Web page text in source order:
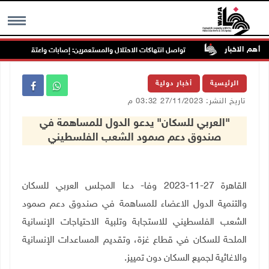
MENU أهم الاخبار
جنين تواصل انتهاكات الاحتلال والمستعمرين: إصابات واعتقالات
الرئيسية أخبار دولية
تاريخ النشر: 27/11/2023 03:32 م
"العربي للسكان" يدعو الدول للمساهمة في
صندوق دعم صمود الشعب الفلسطيني
القاهرة 27-11-2023 وفا- دعا المجلس العربي للسكان
والتنمية الدول الاعضاء للمساهمة في صندوق دعم صمود
الشعب الفلسطيني للاستجابة وتلبية الاحتياجات الإنسانية
الملحة للسكان في قطاع غزة، وتقديم المساعدات الإنسانية
والاغاثية لجميع السكان دون تمييز.